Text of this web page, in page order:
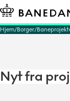
Hjem Borger
Nyt fra